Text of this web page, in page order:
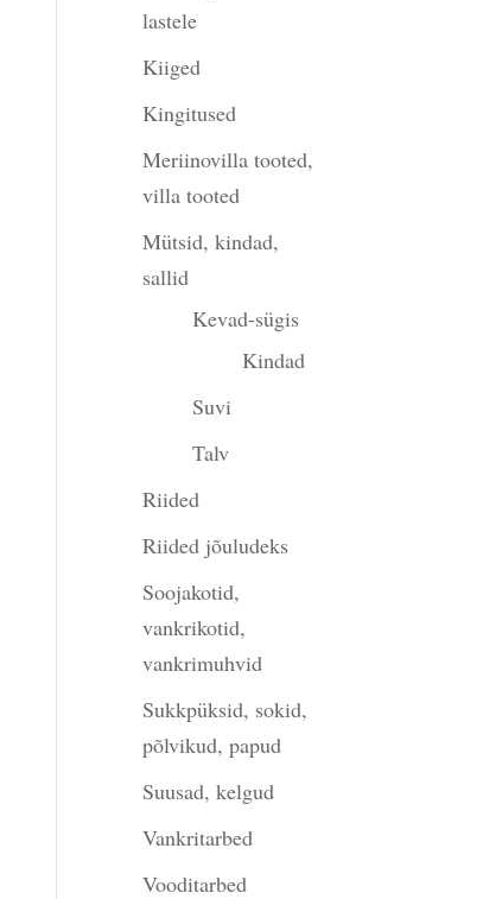
lastele
Kiiged
Kingitused
Meriinovilla tooted,
villa tooted
Mütsid, kindad,
sallid
Kevad-sügis
Kindad
Suvi
Talv
Riided
Riided jõuludeks
Soojakotid,
vankrikotid,
vankrimuhvid
Sukkpüksid, sokid,
põlvikud, papud
Suusad, kelgud
Vankritarbed
Vooditarbed